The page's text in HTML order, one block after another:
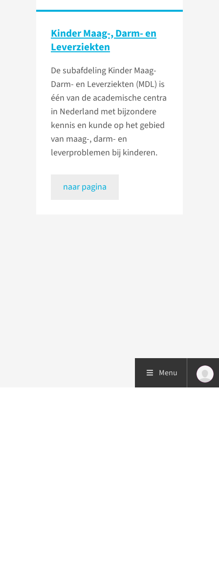
Kinder Maag-, Darm- en
Leverziekten
De subafdeling Kinder Maag-
Darm- en Leverziekten (MDL) is
één van de academische centra
in Nederland met bijzondere
kennis en kunde op het gebied
van maag-, darm- en
leverproblemen bij kinderen.
naar pagina
Menu